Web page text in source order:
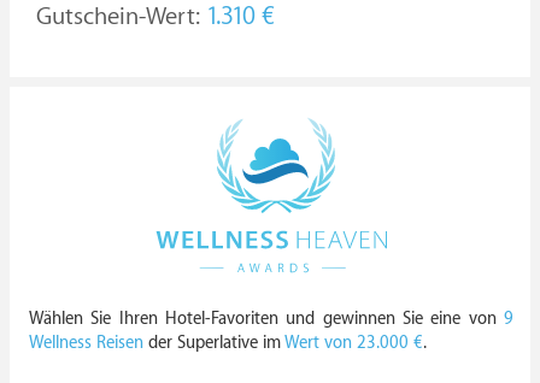
Gutschein-Wert: 1.310 €
Wählen Sie Ihren Hotel-Favoriten und gewinnen Sie eine von 9
Wellness Reisen der Superlative imWert von 23.000 €.